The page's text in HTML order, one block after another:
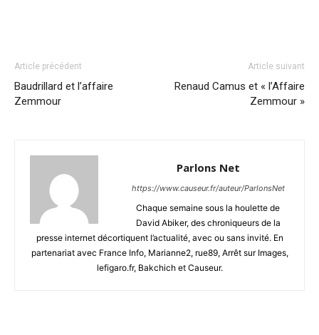
Article précédent
Baudrillard et l’affaire
Zemmour
Article suivant
Renaud Camus et « l’Affaire
Zemmour »
Parlons Net
https://www.causeur.fr/auteur/ParlonsNet
Chaque semaine sous la houlette de
David Abiker, des chroniqueurs de la
presse internet décortiquent l’actualité, avec ou sans invité. En
partenariat avec France Info, Marianne2, rue89, Arrêt sur Images,
lefigaro.fr, Bakchich et Causeur.